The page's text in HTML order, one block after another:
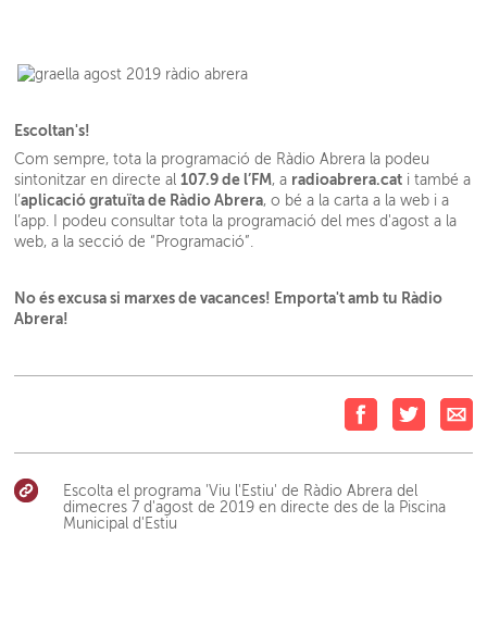
Escoltan's!
Com sempre, tota la programació de Ràdio Abrera la podeu
sintonitzar en directe al107.9 de l’FM, a radioabrera.cat i també a
l’aplicació gratuïta de Ràdio Abrera, o bé a la carta a la web i a
l’app. I podeu consultar tota la programació del mes d'agost a la
web, a la secció de “ Programació”.
No és excusa si marxes de vacances! Emporta't amb tu Ràdio
Abrera!
Escolta el programa 'Viu l'Estiu' de Ràdio Abrera del
dimecres 7 d'agost de 2019 en directe des de la Piscina
Municipal d'Estiu